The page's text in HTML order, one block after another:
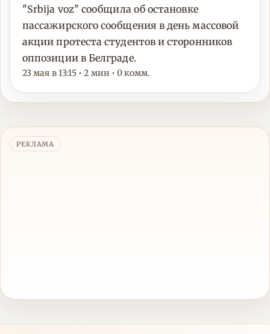
"Srbija voz" сообщила об остановке
пассажирского сообщения в день массовой
акции протеста студентов и сторонников
оппозиции в Белграде.
23 мая в 13:15 • 2 мин • 0 комм.
РЕКЛАМА